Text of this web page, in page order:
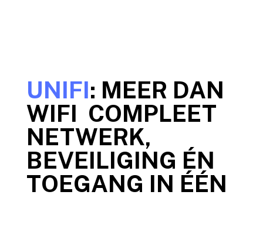
UNIFI: MEER DAN
WIFI COMPLEET
NETWERK,
BEVEILIGING ÉN
TOEGANG IN ÉÉN